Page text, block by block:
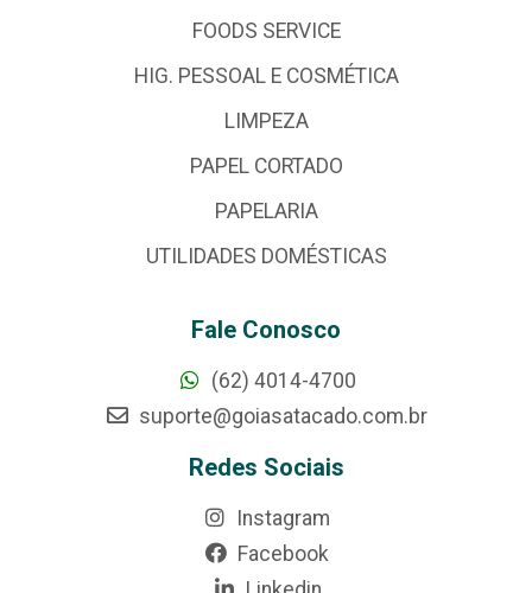
FOODS SERVICE
HIG. PESSOAL E COSMÉTICA
LIMPEZA
PAPEL CORTADO
PAPELARIA
UTILIDADES DOMÉSTICAS
Fale Conosco
(62) 4014-4700
suporte@goiasatacado.com.br
Redes Sociais
Instagram
Facebook